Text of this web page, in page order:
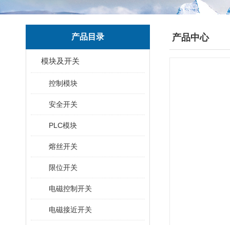
产品目录
模块及开关
控制模块
安全开关
PLC模块
熔丝开关
限位开关
电磁控制开关
电磁接近开关
产品中心